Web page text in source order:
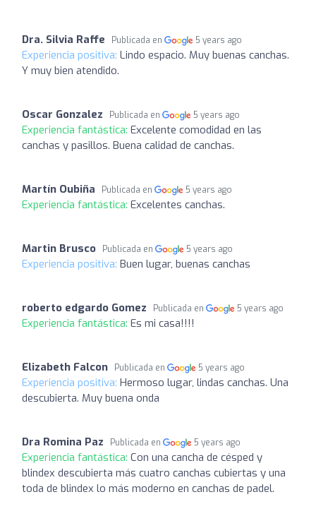
Dra. Silvia Raffe Publicada en 5 years ago
Experiencia positiva: Lindo espacio. Muy buenas canchas.
Y muy bien atendido.
Oscar Gonzalez Publicada en 5 years ago
Experiencia fantástica: Excelente comodidad en las
canchas y pasillos. Buena calidad de canchas.
Martín Oubiña Publicada en 5 years ago
Experiencia fantástica: Excelentes canchas.
Martin Brusco Publicada en 5 years ago
Experiencia positiva: Buen lugar, buenas canchas
roberto edgardo Gomez Publicada en 5 years ago
Experiencia fantástica: Es mi casa!!!!
Elizabeth Falcon Publicada en 5 years ago
Experiencia positiva: Hermoso lugar, lindas canchas. Una
descubierta. Muy buena onda
Dra Romina Paz Publicada en 5 years ago
Experiencia fantástica: Con una cancha de césped y
blindex descubierta más cuatro canchas cubiertas y una
toda de blindex lo más moderno en canchas de padel.